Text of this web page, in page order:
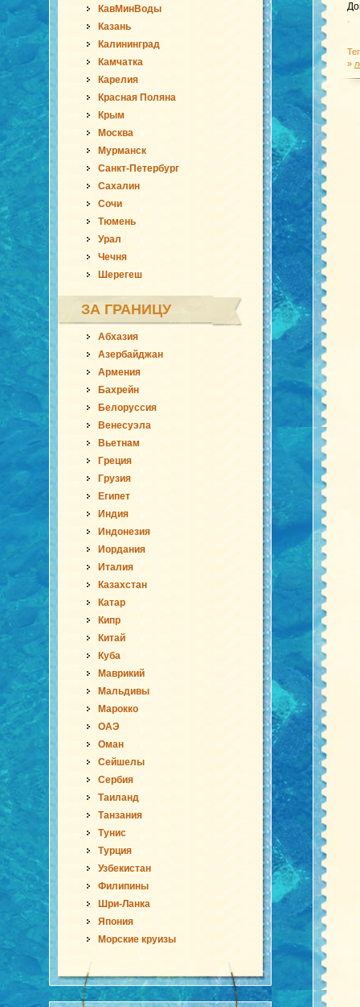
КавМинВоды
Казань
Калининград
Камчатка
Карелия
Красная Поляна
Крым
Москва
Мурманск
Санкт-Петербург
Сахалин
Сочи
Тюмень
Урал
Чечня
Шерегеш
ЗА ГРАНИЦУ
Абхазия
Азербайджан
Армения
Бахрейн
Белоруссия
Венесуэла
Вьетнам
Греция
Грузия
Египет
Индия
Индонезия
Иордания
Италия
Казахстан
Катар
Кипр
Китай
Куба
Маврикий
Мальдивы
Марокко
ОАЭ
Оман
Сейшелы
Сербия
Таиланд
Танзания
Тунис
Турция
Узбекистан
Филипины
Шри-Ланка
Япония
Морские круизы
.
»